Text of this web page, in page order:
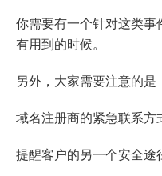
你需要有一个针对这类事
有用到的时候。
另外，大家需要注意的是
域名注册商的紧急联系方
提醒客户的另一个安全途